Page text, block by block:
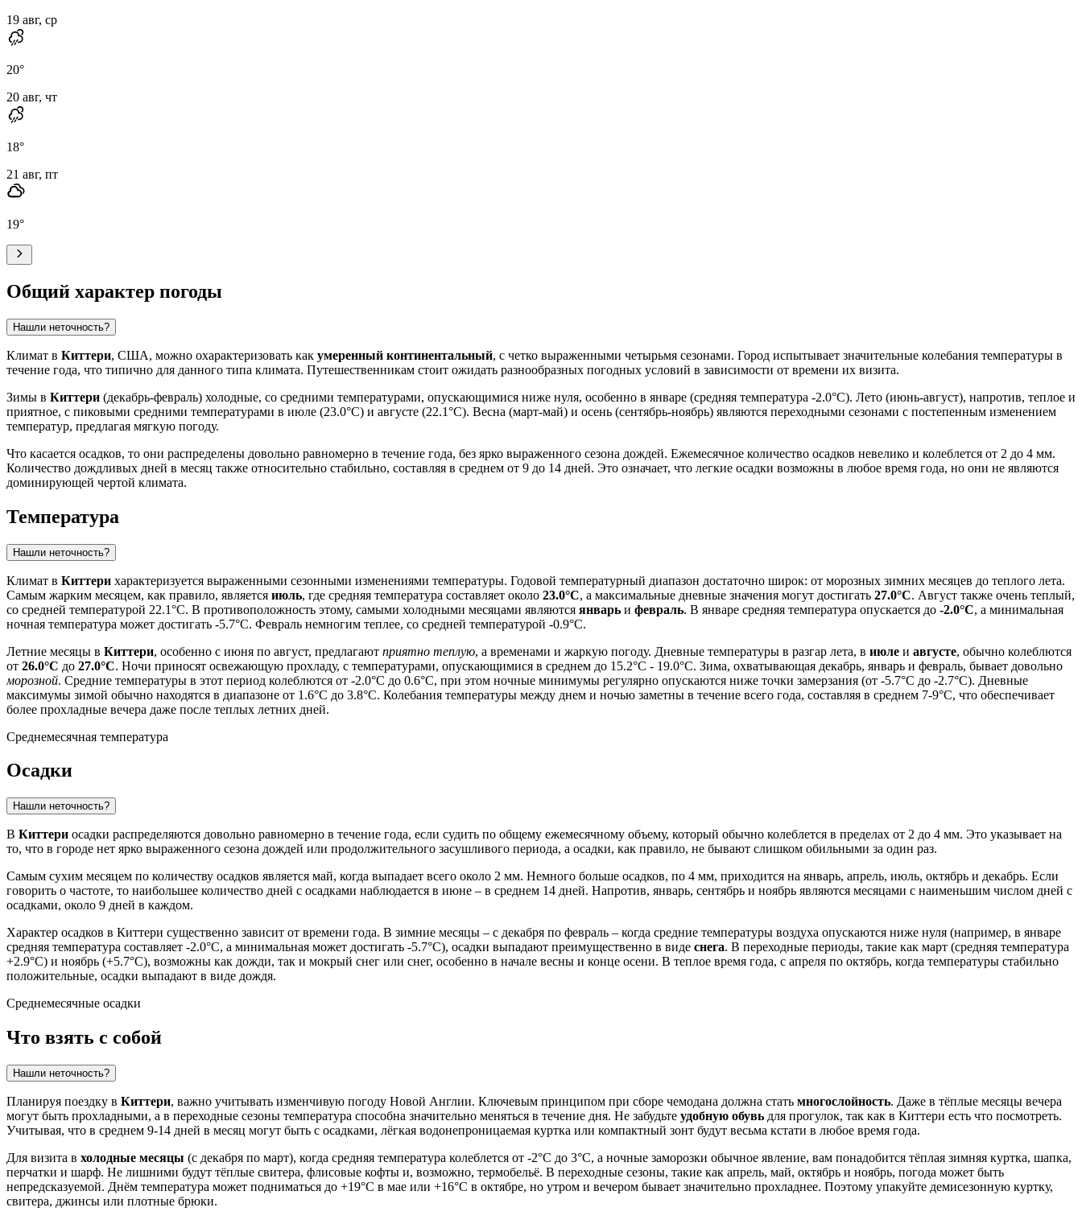
19 авг, ср
20°
20 авг, чт
18°
21 авг, пт
19°
Общий характер погоды
Нашли неточность?
Климат в Киттери, США, можно охарактеризовать как умеренный континентальный, с четко выраженными четырьмя сезонами. Город испытывает значительные колебания температуры в
течение года, что типично для данного типа климата. Путешественникам стоит ожидать разнообразных погодных условий в зависимости от времени их визита.
Зимы в Киттери (декабрь-февраль) холодные, со средними температурами, опускающимися ниже нуля, особенно в январе (средняя температура -2.0°C). Лето (июнь-август), напротив, теплое и
приятное, с пиковыми средними температурами в июле (23.0°C) и августе (22.1°C). Весна (март-май) и осень (сентябрь-ноябрь) являются переходными сезонами с постепенным изменением
температур, предлагая мягкую погоду.
Что касается осадков, то они распределены довольно равномерно в течение года, без ярко выраженного сезона дождей. Ежемесячное количество осадков невелико и колеблется от 2 до 4 мм.
Количество дождливых дней в месяц также относительно стабильно, составляя в среднем от 9 до 14 дней. Это означает, что легкие осадки возможны в любое время года, но они не являются
доминирующей чертой климата.
Температура
Нашли неточность?
Климат в Киттери характеризуется выраженными сезонными изменениями температуры. Годовой температурный диапазон достаточно широк: от морозных зимних месяцев до теплого лета.
Самым жарким месяцем, как правило, является июль, где средняя температура составляет около 23.0°C, а максимальные дневные значения могут достигать 27.0°C. Август также очень теплый,
со средней температурой 22.1°C. В противоположность этому, самыми холодными месяцами являются январь и февраль. В январе средняя температура опускается до -2.0°C, а минимальная
ночная температура может достигать -5.7°C. Февраль немногим теплее, со средней температурой -0.9°C.
Летние месяцы в Киттери, особенно с июня по август, предлагают приятно теплую, а временами и жаркую погоду. Дневные температуры в разгар лета, в июле и августе, обычно колеблются
от 26.0°C до 27.0°C. Ночи приносят освежающую прохладу, с температурами, опускающимися в среднем до 15.2°C - 19.0°C. Зима, охватывающая декабрь, январь и февраль, бывает довольно
морозной. Средние температуры в этот период колеблются от -2.0°C до 0.6°C, при этом ночные минимумы регулярно опускаются ниже точки замерзания (от -5.7°C до -2.7°C). Дневные
максимумы зимой обычно находятся в диапазоне от 1.6°C до 3.8°C. Колебания температуры между днем и ночью заметны в течение всего года, составляя в среднем 7-9°C, что обеспечивает
более прохладные вечера даже после теплых летних дней.
Среднемесячная температура
Осадки
Нашли неточность?
В Киттери осадки распределяются довольно равномерно в течение года, если судить по общему ежемесячному объему, который обычно колеблется в пределах от 2 до 4 мм. Это указывает на
то, что в городе нет ярко выраженного сезона дождей или продолжительного засушливого периода, а осадки, как правило, не бывают слишком обильными за один раз.
Самым сухим месяцем по количеству осадков является май, когда выпадает всего около 2 мм. Немного больше осадков, по 4 мм, приходится на январь, апрель, июль, октябрь и декабрь. Если
говорить о частоте, то наибольшее количество дней с осадками наблюдается в июне – в среднем 14 дней. Напротив, январь, сентябрь и ноябрь являются месяцами с наименьшим числом дней с
осадками, около 9 дней в каждом.
Характер осадков в Киттери существенно зависит от времени года. В зимние месяцы – с декабря по февраль – когда средние температуры воздуха опускаются ниже нуля (например, в январе
средняя температура составляет -2.0°C, а минимальная может достигать -5.7°C), осадки выпадают преимущественно в виде снега. В переходные периоды, такие как март (средняя температура
+2.9°C) и ноябрь (+5.7°C), возможны как дожди, так и мокрый снег или снег, особенно в начале весны и конце осени. В теплое время года, с апреля по октябрь, когда температуры стабильно
положительные, осадки выпадают в виде дождя.
Среднемесячные осадки
Что взять с собой
Нашли неточность?
Планируя поездку в Киттери, важно учитывать изменчивую погоду Новой Англии. Ключевым принципом при сборе чемодана должна стать многослойность. Даже в тёплые месяцы вечера
могут быть прохладными, а в переходные сезоны температура способна значительно меняться в течение дня. Не забудьте удобную обувь для прогулок, так как в Киттери есть что посмотреть.
Учитывая, что в среднем 9-14 дней в месяц могут быть с осадками, лёгкая водонепроницаемая куртка или компактный зонт будут весьма кстати в любое время года.
Для визита в холодные месяцы (с декабря по март), когда средняя температура колеблется от -2°C до 3°C, а ночные заморозки обычное явление, вам понадобится тёплая зимняя куртка, шапка,
перчатки и шарф. Не лишними будут тёплые свитера, флисовые кофты и, возможно, термобельё. В переходные сезоны, такие как апрель, май, октябрь и ноябрь, погода может быть
непредсказуемой. Днём температура может подниматься до +19°C в мае или +16°C в октябре, но утром и вечером бывает значительно прохладнее. Поэтому упакуйте демисезонную куртку,
свитера, джинсы или плотные брюки.